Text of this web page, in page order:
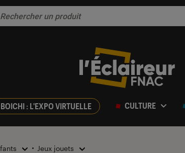
BOICHI : L'EXPO VIRTUELLE CULTURE
Jeux jouets